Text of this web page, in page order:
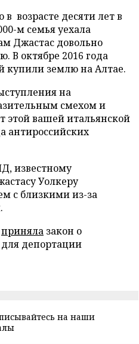
возрасте десяти лет в
м семья уехала
Джастас довольно
В октябре 2016 года
купили землю на Алтае.
на
смехом и
этой вашей итальянской
антироссийских
известному
Уолкеру
с близкими из-за
приняла закон о
депортации
на наши